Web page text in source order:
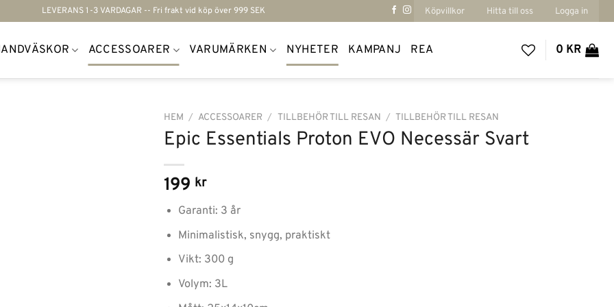
LEVERANS 1-3 VARDAGAR -- Fri frakt vid köp över 999 SEK Köpvillkor Hitta till oss Logga in
ACCESSOARER VARUMÄRKEN NYHETER KAMPANJ REA 0 KR
HEM / ACCESSOARER / TILLBEHÖR TILL RESAN / TILLBEHÖR TILL RESAN
Epic Essentials Proton EVO Necessär Svart
199 kr
Garanti: 3 år
Minimalistisk, snygg, praktiskt
Vikt: 300 g
Volym: 3L